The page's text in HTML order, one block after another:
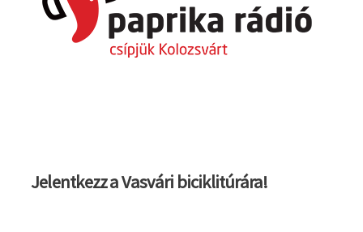
Jelentkezz a Vasvári biciklitúrára!